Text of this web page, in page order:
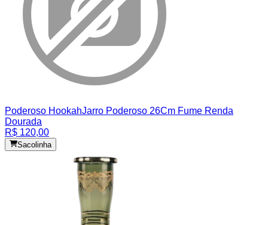
Poderoso HookahJarro Poderoso 26Cm Fume Renda
Dourada
R$ 120,00
Sacolinha